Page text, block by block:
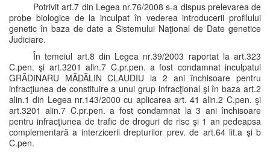
Potrivit art.7 din Legea nr.76/2008 s-a dispus prelevarea de
probe biologice de la inculpat în vederea introducerii profilului
genetic în baza de date a Sistemului Naţional de Date genetice
Judiciare.
În temeiul art.8 din Legea nr.39/2003 raportat la art.323
C.pen. şi art.3201 alin.7 C.pr.pen. a fost condamnat inculpatul
GRĂDINARU MĂDĂLIN CLAUDIU la 2 ani închisoare pentru
infracţiunea de constituire a unui grup infracţional şi în baza art.2
alin.1 din Legea nr.143/2000 cu aplicarea art. 41 alin.2 C.pen. şi
art.3201 alin.7 C.pr.pen. a fost condamnat la 3 ani închisoare
pentru infracţiunea de trafic de droguri de risc şi 1 an pedeapsa
complementară a interzicerii drepturilor prev. de art.64 lit.a şi b
C.pen.